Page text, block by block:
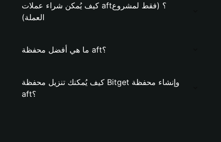
كيف يُمكن شراء عملات aft؟ (فقط لمشروع
العملة)
ما هي أفضل محفظة aft؟
كيف يُمكنك تنزيل محفظة Bitget وإنشاء محفظة
aft؟